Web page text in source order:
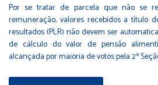
Por se tratar de parcela que não se
remuneração, valores recebidos a título
resultados (PLR) não devem ser
de cálculo do valor de pensão
alcançada por maioria de votos pela 2ª